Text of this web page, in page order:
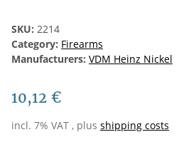
SKU: 2214
Category: Firearms
Manufacturers: VDM Heinz Nickel
10,12 €
incl. 7% VAT , plus shipping costs